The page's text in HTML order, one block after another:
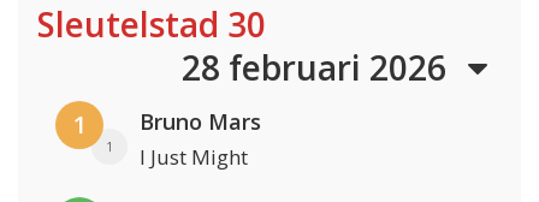
Sleutelstad 30
28 februari 2026
1
1
Bruno Mars
I Just Might